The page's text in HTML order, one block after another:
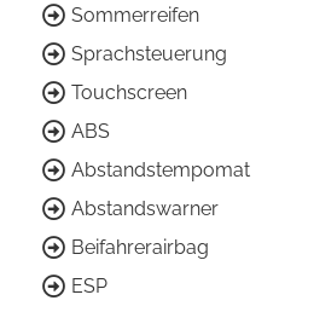
Sommerreifen
Sprachsteuerung
Touchscreen
ABS
Abstandstempomat
Abstandswarner
Beifahrerairbag
ESP